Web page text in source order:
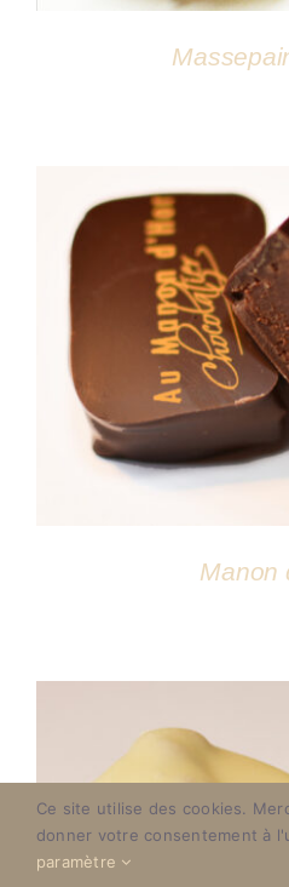
Manon
Ce site utilise des cookies.
donner votre consentement à
paramètre